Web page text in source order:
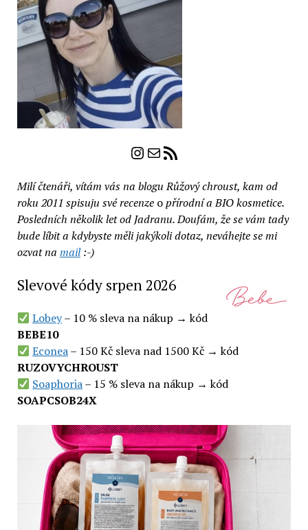
Instagram
E-mail
RSS zdroj
Milí čtenáři, vítám vás na blogu Růžový chroust, kam od
roku 2011 spisuju své recenze opřírodní a BIO kosmetice.
Posledních několik let od Jadranu. Doufám, že se vám tady
bude líbit a kdybyste měli jakýkoli dotaz, neváhejte se mi
ozvat na mail:-)
Slevové kódy srpen 2026
Lobey– 10 % sleva na nákup → kód
BEBE10
Econea– 150 Kč sleva nad 1500 Kč → kód
RUZOVYCHROUST
Soaphoria– 15 % sleva na nákup → kód
SOAPCSOB24X